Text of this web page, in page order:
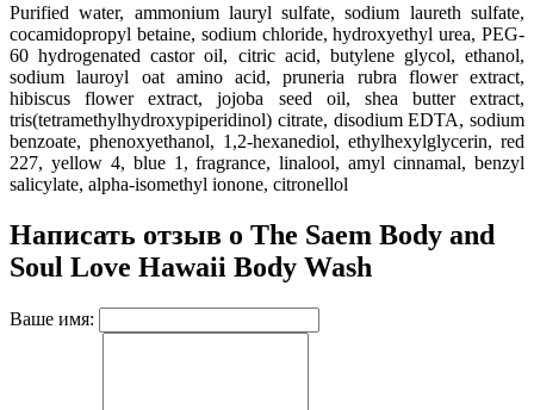
Purified water, ammonium lauryl sulfate, sodium laureth sulfate,
cocamidopropyl betaine, sodium chloride, hydroxyethyl urea, PEG-
60 hydrogenated castor oil, citric acid, butylene glycol, ethanol,
sodium lauroyl oat amino acid, pruneria rubra flower extract,
hibiscus flower extract, jojoba seed oil, shea butter extract,
tris(tetramethylhydroxypiperidinol) citrate, disodium EDTA, sodium
benzoate, phenoxyethanol, 1 ,2-hexanediol, ethylhexylglycerin, red
227, yellow 4, blue 1 , fragrance, linalool, amyl cinnamal, benzyl
salicylate, alpha-isomethyl ionone, citronellol
Написать отзыв о The Saem Body and
Soul Love Hawaii Body Wash
Ваше имя: